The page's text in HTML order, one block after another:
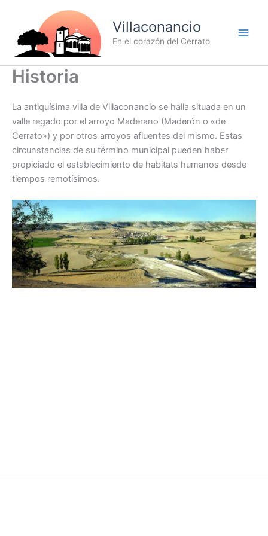
contenido
Villaconancio
En el corazón del Cerrato
Historia
La antiquísima villa de Villaconancio se halla situada en un
valle regado por el arroyo Maderano (Maderón o «de
Cerrato») y por otros arroyos afluentes del mismo. Estas
circunstancias de su término municipal pueden haber
propiciado el establecimiento de habitats humanos desde
tiempos remotísimos.